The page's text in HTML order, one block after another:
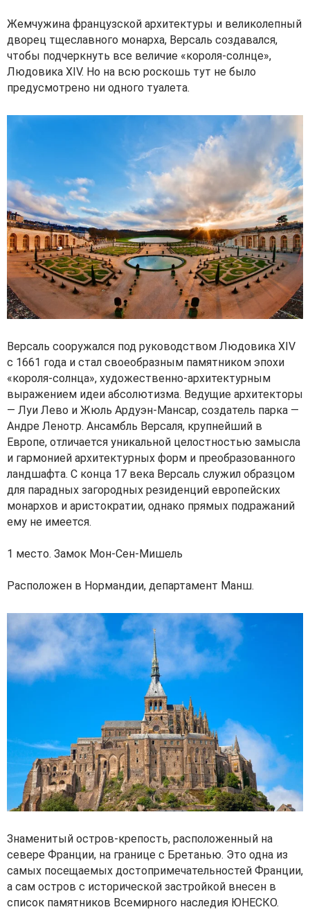
Жемчужина французской архитектуры и великолепный
дворец тщеславного монарха, Версаль создавался,
чтобы подчеркнуть все величие «короля-солнце»,
Людовика XIV. Но на всю роскошь тут не было
предусмотрено ни одного туалета.
Версаль сооружался под руководством Людовика XIV
с 1661 года и стал своеобразным памятником эпохи
«короля-солнца», художественно-архитектурным
выражением идеи абсолютизма. Ведущие архитекторы
— Луи Лево и Жюль Ардуэн-Мансар, создатель парка —
Андре Ленотр. Ансамбль Версаля, крупнейший в
Европе, отличается уникальной целостностью замысла
и гармонией архитектурных форм и преобразованного
ландшафта. С конца 17 века Версаль служил образцом
для парадных загородных резиденций европейских
монархов и аристократии, однако прямых подражаний
ему не имеется.
1 место. Замок Мон-Сен-Мишель
Расположен в Нормандии, департамент Манш.
Знаменитый остров-крепость, расположенный на
севере Франции, на границе с Бретанью. Это одна из
самых посещаемых достопримечательностей Франции,
а сам остров с исторической застройкой внесен в
список памятников Всемирного наследия ЮНЕСКО.